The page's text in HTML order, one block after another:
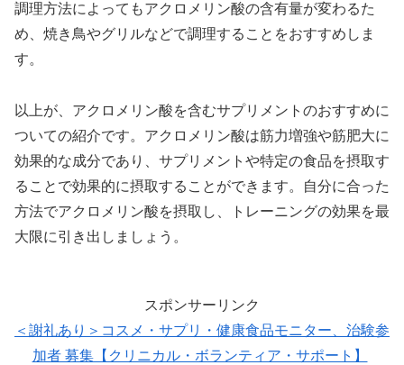
調理方法によってもアクロメリン酸の含有量が変わるた
め、焼き鳥やグリルなどで調理することをおすすめしま
す。
以上が、アクロメリン酸を含むサプリメントのおすすめに
ついての紹介です。アクロメリン酸は筋力増強や筋肥大に
効果的な成分であり、サプリメントや特定の食品を摂取す
ることで効果的に摂取することができます。自分に合った
方法でアクロメリン酸を摂取し、トレーニングの効果を最
大限に引き出しましょう。
スポンサーリンク
＜謝礼あり＞コスメ・サプリ・健康食品モニター、治験参
加者 募集【クリニカル・ボランティア・サポート】